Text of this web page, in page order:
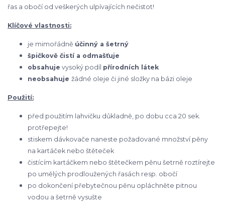
řas a obočí od veškerých ulpívajících nečistot!
Klíčové vlastnosti:
je mimořádně účinný a šetrný
špičkově čistí a odmašťuje
obsahuje vysoký podíl přírodních látek
neobsahuje žádné oleje či jiné složky na bázi oleje
Použití:
před použitím lahvičku důkladně, po dobu cca 20 sek.
protřepejte!
stiskem dávkovače naneste požadované množství pěny
na kartáček nebo štěteček
čistícím kartáčkem nebo štětečkem pěnu šetrně roztírejte
po umělých prodloužených řasách resp. obočí
po dokončení přebytečnou pěnu opláchněte pitnou
vodou a šetrně vysušte